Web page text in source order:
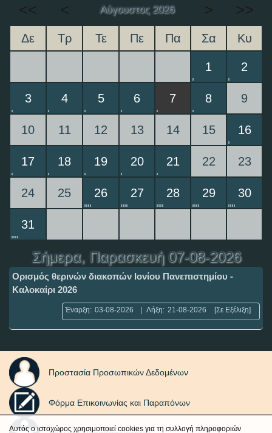
<< < Αύγουστος 2026 > >>
Δε Τρ Τε Πε Πα Σα Κυ
1 2
3 4 5 6 7 8 9
10 11 12 13 14 15 16
17 18 19 20 21 22 23
24 25 26 27 28 29 30
31
Σήμερα, Παρασκευή 07-08-2026
Ορισμός θερινών διακοπών Ιονίου Πανεπιστημίου -
Καλοκαίρι 2026
Έναρξη: 03-08-2026 Λήξη: 21-08-2026 [Σε Εξέλιξη]
Προστασία Προσωπικών Δεδομένων
Φόρμα Επικοινωνίας και Παραπόνων
Αυτός ο ιστοχώρος χρησιμοποιεί cookies για τη συλλογή πληροφοριών